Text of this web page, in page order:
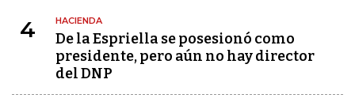
4 HACIENDA
De la Espriella se posesionó como
presidente, pero aún no hay director
del DNP